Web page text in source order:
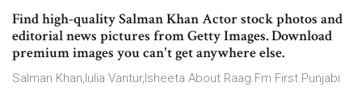
Find high-quality Salman Khan Actor stock photos and
editorial news pictures from Getty Images. Download
premium images you can't get anywhere else.
Salman Khan,Iulia Vantur,Isheeta About Raag.Fm First Punjabi